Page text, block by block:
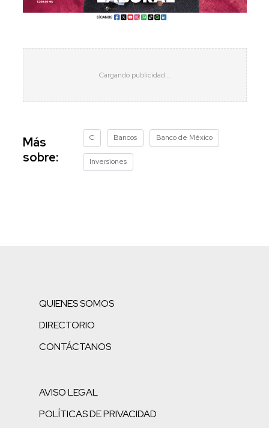
Más
sobre:
C Bancos Banco de México
Inversiones
QUIENES SOMOS
DIRECTORIO
CONTÁCTANOS
AVISO LEGAL
POLÍTICAS DE PRIVACIDAD